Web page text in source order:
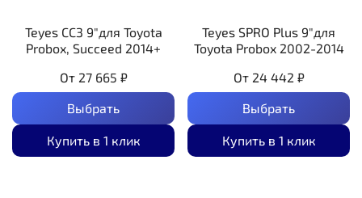
Teyes CC3 9"для Toyota
Probox, Succeed 2014+
От 27 665 ₽
Выбрать
Купить в 1 клик
Teyes SPRO Plus 9"для
Toyota Probox 2002-2014
От 24 442 ₽
Выбрать
Купить в 1 клик